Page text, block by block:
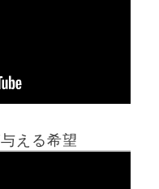
える希望
ホーム